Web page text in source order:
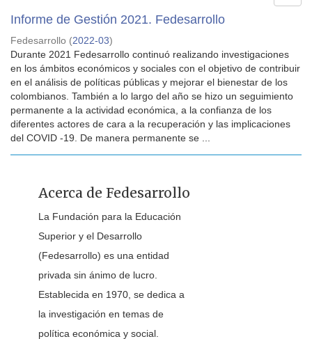
Informe de Gestión 2021. Fedesarrollo
Fedesarrollo (2022-03)
Durante 2021 Fedesarrollo continuó realizando investigaciones
en los ámbitos económicos y sociales con el objetivo de contribuir
en el análisis de políticas públicas y mejorar el bienestar de los
colombianos. También a lo largo del año se hizo un seguimiento
permanente a la actividad económica, a la confianza de los
diferentes actores de cara a la recuperación y las implicaciones
del COVID -19. De manera permanente se ...
Acerca de Fedesarrollo
La Fundación para la Educación
Superior y el Desarrollo
(Fedesarrollo) es una entidad
privada sin ánimo de lucro.
Establecida en 1970, se dedica a
la investigación en temas de
política económica y social.